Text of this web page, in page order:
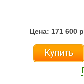
Цена: 171 600
Купить